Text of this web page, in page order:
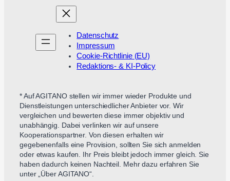
Datenschutz
Impressum
Cookie-Richtlinie (EU)
Redaktions- & KI-Policy
* Auf AGITANO stellen wir immer wieder Produkte und
Dienstleistungen unterschiedlicher Anbieter vor. Wir
vergleichen und bewerten diese immer objektiv und
unabhängig. Dabei verlinken wir auf unsere
Kooperationspartner. Von diesen erhalten wir
gegebenenfalls eine Provision, sollten Sie sich anmelden
oder etwas kaufen. Ihr Preis bleibt jedoch immer gleich. Sie
haben dadurch keinen Nachteil. Mehr dazu erfahren Sie
unter „Über AGITANO“.